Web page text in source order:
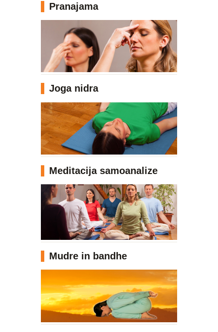
Pranajama
Joga nidra
Meditacija samoanalize
Mudre in bandhe